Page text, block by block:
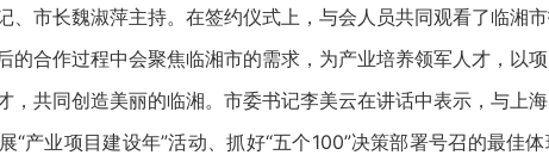
、市长魏淑萍主持。在签约仪式上，与会人员共同观看了临湘
的合作过程中会聚焦临湘市的需求，为产业培养领军人才，以
，共同创造美丽的临湘。市委书记李美云在讲话中表示，与上
“产业项目建设年”活动、抓好“五个100”决策部署号召的最佳